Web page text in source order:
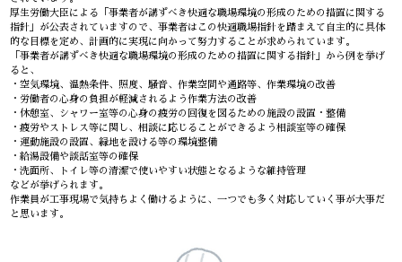
厚生労働大臣による「事業者が講ずべき快適な職場環境の形成のための措置に関する
指針」が公表されていますので、事業者はこの快適職場指針を踏まえて自主的に具体
的な目標を定め、計画的に実現に向かって努力することが求められています。
「事業者が講ずべき快適な職場環境の形成のための措置に関する指針」から例を挙げ
ると、
・空気環境、温熱条件、照度、騒音、作業空間や通路等、作業環境の改善
・労働者の心身の負担が軽減されるよう作業方法の改善
・休憩室、シャワー室等の心身の疲労の回復を図るための施設の設置・整備
・疲労やストレス等に関し、相談に応じることができるよう相談室等の確保
・運動施設の設置、緑地を設ける等の環境整備
・給湯設備や談話室等の確保
・洗面所、トイレ等の清潔で使いやすい状態となるような維持管理
などが挙げられます。
作業員が工事現場で気持ちよく働けるように、一つでも多く対応していく事が大事だ
と思います。